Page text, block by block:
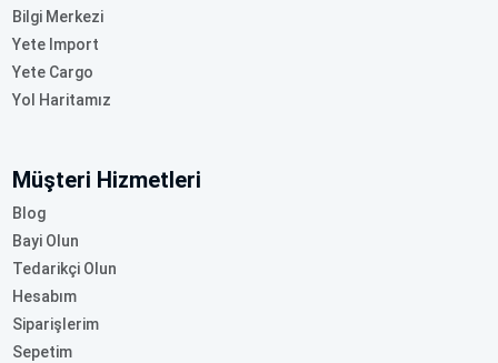
Bilgi Merkezi
Yete Import
Yete Cargo
Yol Haritamız
Müşteri Hizmetleri
Blog
Bayi Olun
Tedarikçi Olun
Hesabım
Siparişlerim
Sepetim